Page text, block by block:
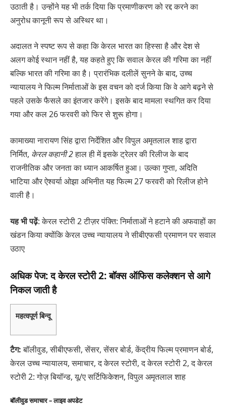
उठाती है। उन्होंने यह भी तर्क दिया कि प्रमाणीकरण को रद्द करने का
अनुरोध कानूनी रूप से अस्थिर था।
अदालत ने स्पष्ट रूप से कहा कि केरल भारत का हिस्सा है और देश से
अलग कोई स्थान नहीं है, यह कहते हुए कि सवाल केरल की गरिमा का नहीं
बल्कि भारत की गरिमा का है। प्रारंभिक दलीलें सुनने के बाद, उच्च
न्यायालय ने फिल्म निर्माताओं के इस वचन को दर्ज किया कि वे आगे बढ़ने से
पहले उसके फैसले का इंतजार करेंगे। इसके बाद मामला स्थगित कर दिया
गया और कल 26 फरवरी को फिर से शुरू होगा।
कामाख्या नारायण सिंह द्वारा निर्देशित और विपुल अमृतलाल शाह द्वारा
निर्मित, केरल कहानी 2हाल ही में इसके ट्रेलर की रिलीज के बाद
राजनीतिक और जनता का ध्यान आकर्षित हुआ। उल्का गुप्ता, अदिति
भाटिया और ऐश्वर्या ओझा अभिनीत यह फिल्म 27 फरवरी को रिलीज होने
वाली है।
यह भी पढ़ें: केरल स्टोरी 2 टीज़र पंक्ति: निर्माताओं ने हटाने की अफवाहों का
खंडन किया क्योंकि केरल उच्च न्यायालय ने सीबीएफसी प्रमाणन पर सवाल
उठाए
अधिक पेज: द केरल स्टोरी 2: बॉक्स ऑफिस कलेक्शन से आगे
निकल जाती है
महत्वपूर्ण बिन्दू
टैग:बॉलीवुड, सीबीएफसी, सेंसर, सेंसर बोर्ड, केंद्रीय फिल्म प्रमाणन बोर्ड,
केरल उच्च न्यायालय, समाचार, द केरल स्टोरी, द केरल स्टोरी 2, द केरल
स्टोरी 2: गोज़ बियॉन्ड, यू/ए सर्टिफिकेशन, विपुल अमृतलाल शाह
बॉलीवुड समाचार – लाइव अपडेट